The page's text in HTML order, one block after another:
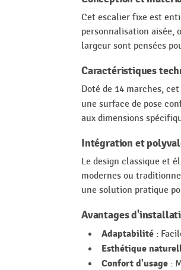
Cet escalier fixe est
personnalisation aisée,
largeur sont pensées
Caractéristiques
Doté de 14 marches,
une surface de pose
aux dimensions
Intégration et
Le design classique et
modernes ou
une solution pratique
Avantages
Adaptabilité :
Esthétique
Confort d'usage :